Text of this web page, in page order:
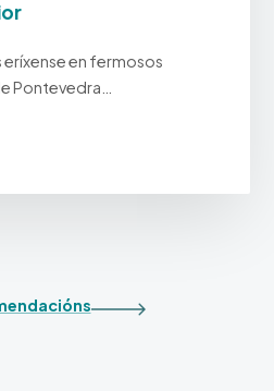
en fermosos
Pontevedra…